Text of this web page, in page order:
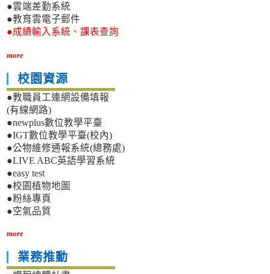
●雲端差勤系統
●教育雲電子郵件
●成績輸入系統、課表查詢
more
校園資源
●教職員工連網設備填報
(有線網路)
●newplus數位教學平臺
●IGT數位教學平臺(校內)
●公物維修通報系統(總務處)
●LIVE ABC英語學習系統
●easy test
●校園植物地圖
●粉絲專頁
●空氣品質
more
業務推動